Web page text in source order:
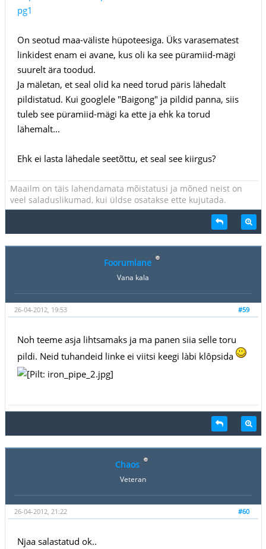
pg1
On seotud maa-väliste hüpoteesiga. Üks varasematest
linkidest enam ei avane, kus oli ka see püramiid-mägi
suurelt ära toodud.
Ja mäletan, et seal olid ka need torud päris lähedalt
pildistatud. Kui googlele "Baigong" ja pildid panna, siis
tuleb see püramiid-mägi ka ette ja ehk ka torud
lähemalt...
Ehk ei lasta lähedale seetõttu, et seal see kiirgus?
Maailm on täis lahendamata mõistatusi ja mõned neist on
veel saladuslikumad, kui üldse osatakse ette kujutada.
Foorumlane
Vana kala
#59
26-04-2012, 19:53
Noh teeme asja lihtsamaks ja ma panen siia selle toru
pildi. Neid tuhandeid linke ei viitsi keegi làbi klôpsida
Chaos
Veteran
#60
26-04-2012, 21:22
Njaa salastatud ok..